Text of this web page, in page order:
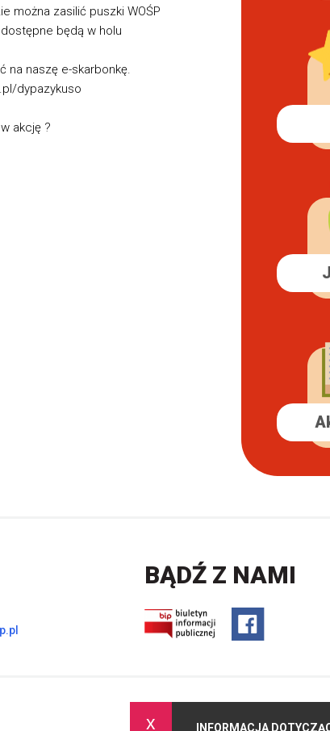
x INFORMACJA
można zasilić puszki WOŚP
będą w holu
na naszę e-skarbonkę.
dypazykuso
akcję ?
BĄDŹ Z NAMI